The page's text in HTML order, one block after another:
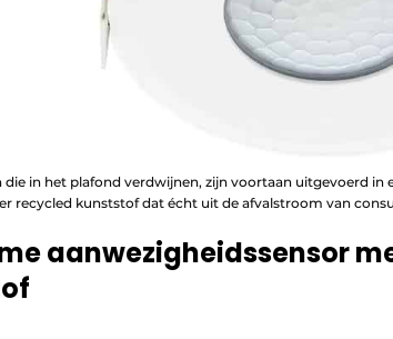
die in het plafond verdwijnen, zijn voortaan uitgevoerd
recycled kunststof dat écht uit de afvalstroom van
aanwezigheidssensor